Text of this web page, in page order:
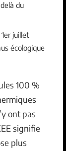
du
juillet
écologique
100 %
ont pas
signifie
plus